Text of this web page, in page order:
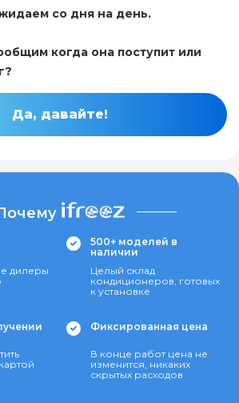
со дня на день.
когда она поступит или
Да, давайте!
дилеры
500+ моделей в
наличии
Целый склад
кондиционеров, готовых
к установке
Фиксированная цена
В конце работ цена не
изменится, никаких
скрытых расходов